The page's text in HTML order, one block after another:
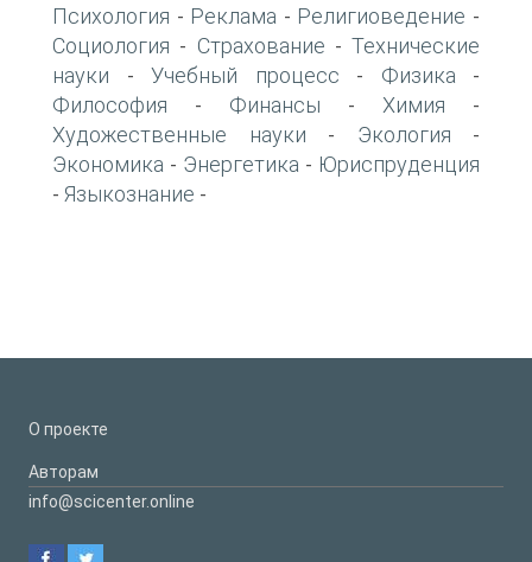
Психология - Реклама - Религиоведение -
Социология - Страхование - Технические
науки - Учебный процесс - Физика -
Философия - Финансы - Химия -
Художественные науки - Экология -
Экономика - Энергетика - Юриспруденция
- Языкознание -
О проекте
Авторам
info@scicenter.online